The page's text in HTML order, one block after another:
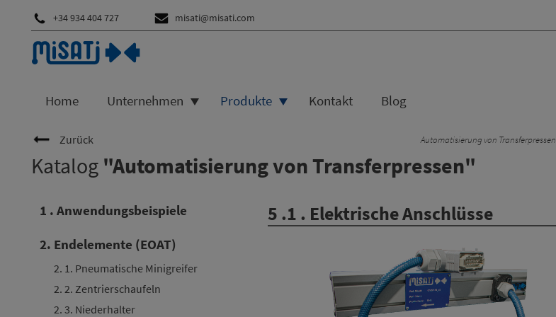
+34 934 404 727 misati@misati.com
Home Unternehmen Produkte Kontakt Blog
Zurück Automatisierung von Transferpressen
Katalog "Automatisierung von Transferpressen"
1 . Anwendungsbeispiele
2. Endelemente (EOAT)
2. 1. Pneumatische Minigreifer
2. 2. Zentrierschaufeln
2. 3. Niederhalter
5 .1 . Elektrische Anschlüsse